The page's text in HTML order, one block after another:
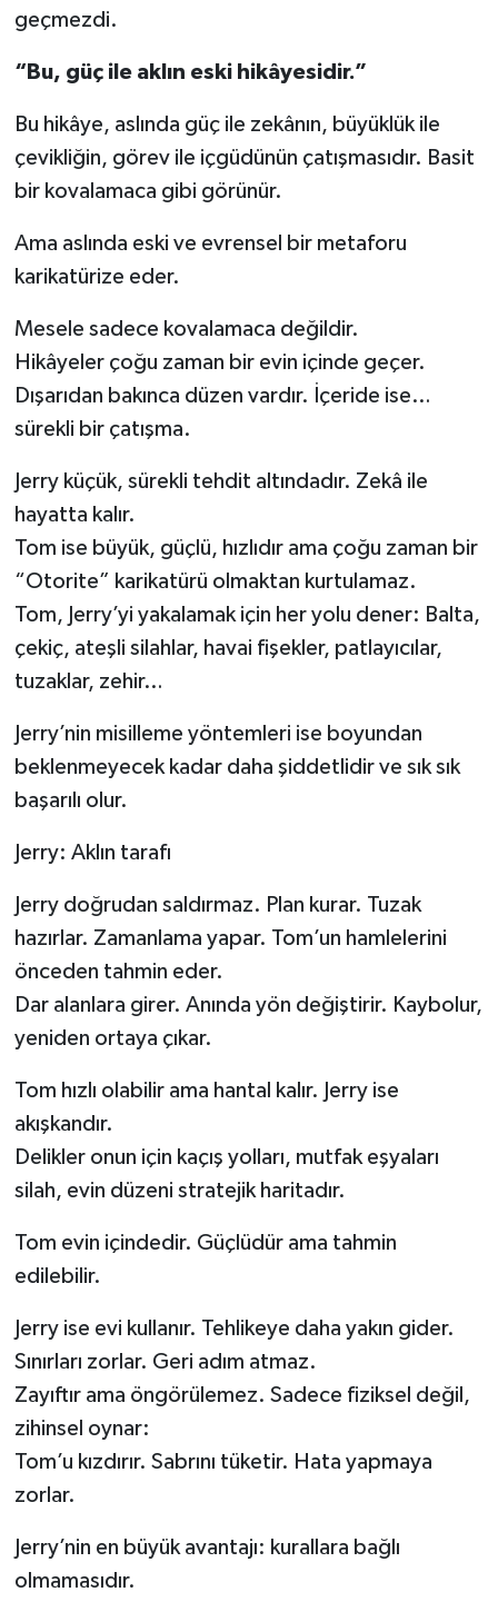
geçmezdi.
“Bu, güç ile aklın eski hikâyesidir.”
Bu hikâye, aslında güç ile zekânın, büyüklük ile
çevikliğin, görev ile içgüdünün çatışmasıdır. Basit
bir kovalamaca gibi görünür.
Ama aslında eski ve evrensel bir metaforu
karikatürize eder.
Mesele sadece kovalamaca değildir.
Hikâyeler çoğu zaman bir evin içinde geçer.
Dışarıdan bakınca düzen vardır. İçeride ise…
sürekli bir çatışma.
Jerry küçük, sürekli tehdit altındadır. Zekâ ile
hayatta kalır.
Tom ise büyük, güçlü, hızlıdır ama çoğu zaman bir
“Otorite” karikatürü olmaktan kurtulamaz.
Tom, Jerry’yi yakalamak için her yolu dener: Balta,
çekiç, ateşli silahlar, havai fişekler, patlayıcılar,
tuzaklar, zehir…
Jerry’nin misilleme yöntemleri ise boyundan
beklenmeyecek kadar daha şiddetlidir ve sık sık
başarılı olur.
Jerry: Aklın tarafı
Jerry doğrudan saldırmaz. Plan kurar. Tuzak
hazırlar. Zamanlama yapar. Tom’un hamlelerini
önceden tahmin eder.
Dar alanlara girer. Anında yön değiştirir. Kaybolur,
yeniden ortaya çıkar.
Tom hızlı olabilir ama hantal kalır. Jerry ise
akışkandır.
Delikler onun için kaçış yolları, mutfak eşyaları
silah, evin düzeni stratejik haritadır.
Tom evin içindedir. Güçlüdür ama tahmin
edilebilir.
Jerry ise evi kullanır. Tehlikeye daha yakın gider.
Sınırları zorlar. Geri adım atmaz.
Zayıftır ama öngörülemez. Sadece fiziksel değil,
zihinsel oynar:
Tom’u kızdırır. Sabrını tüketir. Hata yapmaya
zorlar.
Jerry’nin en büyük avantajı: kurallara bağlı
olmamasıdır.